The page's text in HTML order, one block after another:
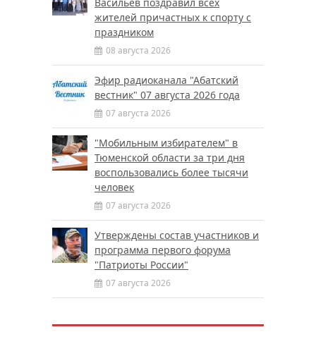
жителей причастных к спорту с
праздником
08 августа 2026
Эфир радиоканала "Абатский
вестник" 07 августа 2026 года
07 августа 2026
"Мобильным избирателем" в
Тюменской области за три дня
воспользовались более тысячи
человек
07 августа 2026
Утверждены состав участников и
программа первого форума
"Патриоты России"
07 августа 2026